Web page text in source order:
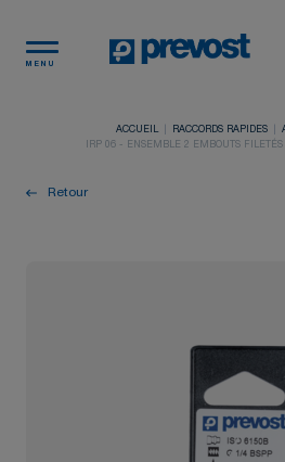
MENU
ACCUEIL RACCORDS RAPIDES
IRP 06 - ENSEMBLE 2 EMBOUTS
Retour